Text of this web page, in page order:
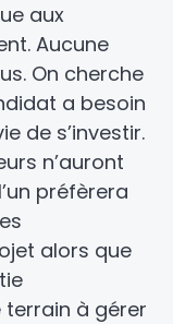
aux
Aucune
On cherche
a besoin
de s’investir.
n’auront
préfèrera
alors que
terrain à gérer